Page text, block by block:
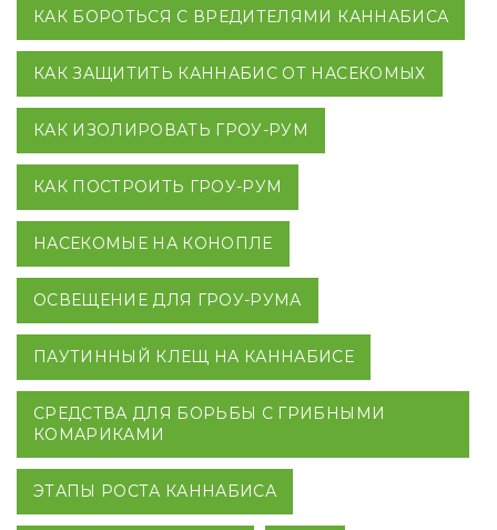
КАК БОРОТЬСЯ С ВРЕДИТЕЛЯМИ КАННАБИСА
КАК ЗАЩИТИТЬ КАННАБИС ОТ НАСЕКОМЫХ
КАК ИЗОЛИРОВАТЬ ГРОУ-РУМ
КАК ПОСТРОИТЬ ГРОУ-РУМ
НАСЕКОМЫЕ НА КОНОПЛЕ
ОСВЕЩЕНИЕ ДЛЯ ГРОУ-РУМА
ПАУТИННЫЙ КЛЕЩ НА КАННАБИСЕ
СРЕДСТВА ДЛЯ БОРЬБЫ С ГРИБНЫМИ
КОМАРИКАМИ
ЭТАПЫ РОСТА КАННАБИСА